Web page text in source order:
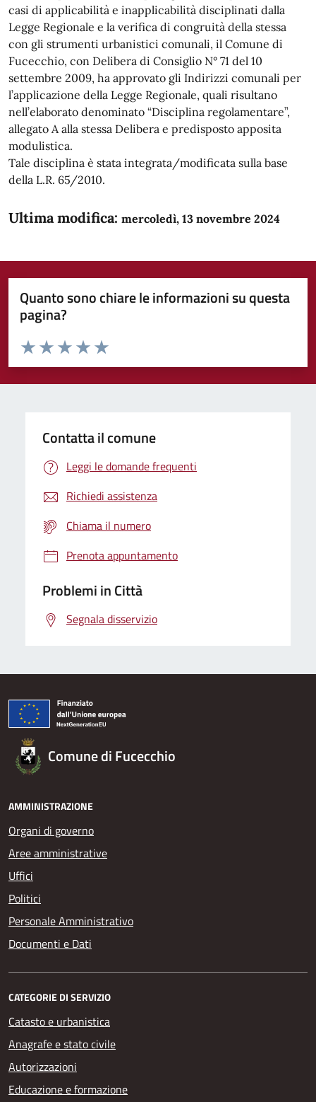
casi di applicabilità e inapplicabilità disciplinati dalla
Legge Regionale e la verifica di congruità della stessa
con gli strumenti urbanistici comunali, il Comune di
Fucecchio, con Delibera di Consiglio N° 71 del 10
settembre 2009, ha approvato gli Indirizzi comunali per
l’applicazione della Legge Regionale, quali risultano
nell’elaborato denominato “Disciplina regolamentare”,
allegato A alla stessa Delibera e predisposto apposita
modulistica.
Tale disciplina è stata integrata/modificata sulla base
della L.R. 65/2010.
Ultima modifica: mercoledì, 13 novembre 2024
Quanto sono chiare le informazioni su questa
pagina?
Domanda
Valuta da 1 a 5 stelle la pagina
Valuta 5 stelle su 5
Valuta 4 stelle su 5
Valuta 3 stelle su 5
Valuta 2 stelle su 5
Valuta 1 stelle su 5
Contatta il comune
Leggi le domande frequenti
Richiedi assistenza
Chiama il numero
Prenota appuntamento
Problemi in Città
Segnala disservizio
Comune di Fucecchio
AMMINISTRAZIONE
Organi di governo
Aree amministrative
Uffici
Politici
Personale Amministrativo
Documenti e Dati
CATEGORIE DI SERVIZIO
Catasto e urbanistica
Anagrafe e stato civile
Autorizzazioni
Educazione e formazione